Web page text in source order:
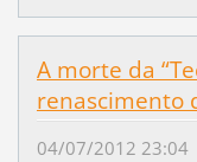
A morte da
renascimento
04/07/2012 23:04